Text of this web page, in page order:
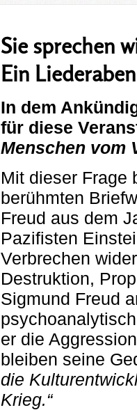
Sie sprechen
Ein
In dem
für diese
Menschen vom
Mit dieser Frage
berühmten
Freud aus dem
Pazifisten
Verbrechen
Destruktion,
Sigmund Freud
er die
bleiben seine
die
Krieg.“